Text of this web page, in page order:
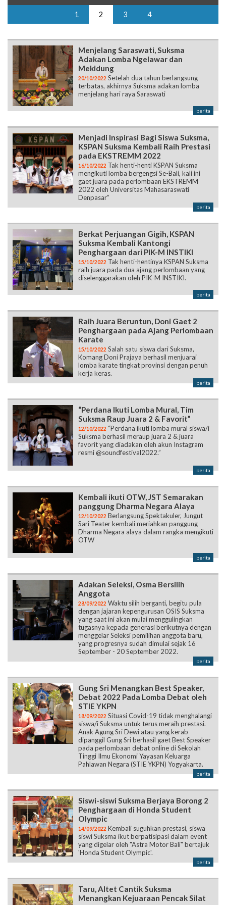
1 2 3 4
Menjelang Saraswati, Suksma
Adakan Lomba Ngelawar dan
Mekidung
20/10/2022 Setelah dua tahun berlangsung
terbatas, akhirnya Suksma adakan lomba
menjelang hari raya Saraswati
berita
Menjadi Inspirasi Bagi Siswa Suksma,
KSPAN Suksma Kembali Raih Prestasi
pada EKSTREMM 2022
16/10/2022 Tak henti-henti KSPAN Suksma
mengikuti lomba bergengsi Se-Bali, kali ini
gaet juara pada perlombaan EKSTREMM
2022 oleh Universitas Mahasaraswati
Denpasar”
berita
Berkat Perjuangan Gigih, KSPAN
Suksma Kembali Kantongi
Penghargaan dari PIK-M INSTIKI
15/10/2022 Tak henti-hentinya KSPAN Suksma
raih juara pada dua ajang perlombaan yang
diselenggarakan oleh PIK-M INSTIKI.
berita
Raih Juara Beruntun, Doni Gaet 2
Penghargaan pada Ajang Perlombaan
Karate
15/10/2022 Salah satu siswa dari Suksma,
Komang Doni Prajaya berhasil menjuarai
lomba karate tingkat provinsi dengan penuh
kerja keras.
berita
“Perdana Ikuti Lomba Mural, Tim
Suksma Raup Juara 2 & Favorit”
12/10/2022 “Perdana ikuti lomba mural siswa/i
Suksma berhasil meraup juara 2 & juara
favorit yang diadakan oleh akun Instagram
resmi @soundfestival2022.”
berita
Kembali ikuti OTW, JST Semarakan
panggung Dharma Negara Alaya
12/10/2022 Berlangsung Spektakuler, Jungut
Sari Teater kembali meriahkan panggung
Dharma Negara alaya dalam rangka mengikuti
OTW
berita
Adakan Seleksi, Osma Bersilih
Anggota
28/09/2022 Waktu silih berganti, begitu pula
dengan jajaran kepengurusan OSIS Suksma
yang saat ini akan mulai menggulingkan
tugasnya kepada generasi berikutnya dengan
menggelar Seleksi pemilihan anggota baru,
yang progresnya sudah dimulai sejak 16
September - 20 September 2022.
berita
Gung Sri Menangkan Best Speaker,
Debat 2022 Pada Lomba Debat oleh
STIE YKPN
18/09/2022 Situasi Covid-19 tidak menghalangi
siswa/i Suksma untuk terus meraih prestasi.
Anak Agung Sri Dewi atau yang kerab
dipanggil Gung Sri berhasil gaet Best Speaker
pada perlombaan debat online di Sekolah
Tinggi Ilmu Ekonomi Yayasan Keluarga
Pahlawan Negara (STIE YKPN) Yogyakarta.
berita
Siswi-siswi Suksma Berjaya Borong 2
Penghargaan di Honda Student
Olympic
14/09/2022 Kembali suguhkan prestasi, siswa
siswi Suksma ikut berpatisipasi dalam event
yang digelar oleh "Astra Motor Bali" bertajuk
'Honda Student Olympic'.
berita
Taru, Altet Cantik Suksma
Menangkan Kejuaraan Pencak Silat